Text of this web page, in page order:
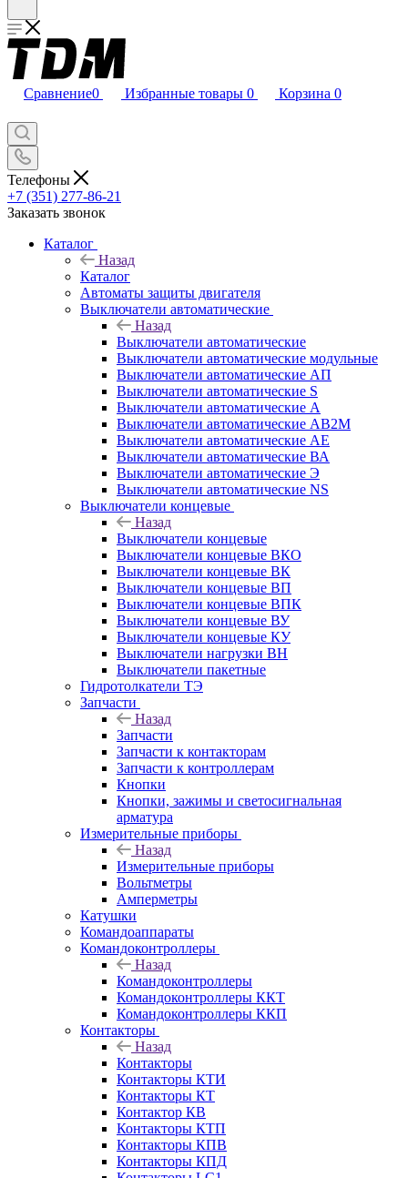
Сравнение0 Избранные товары 0 Корзина 0
Телефоны
+7 (351) 277-86-21
Заказать звонок
Каталог
Назад
Каталог
Автоматы защиты двигателя
Выключатели автоматические
Назад
Выключатели автоматические
Выключатели автоматические модульные
Выключатели автоматические АП
Выключатели автоматические S
Выключатели автоматические А
Выключатели автоматические АВ2М
Выключатели автоматические АЕ
Выключатели автоматические ВА
Выключатели автоматические Э
Выключатели автоматические NS
Выключатели концевые
Назад
Выключатели концевые
Выключатели концевые ВКО
Выключатели концевые ВК
Выключатели концевые ВП
Выключатели концевые ВПК
Выключатели концевые ВУ
Выключатели концевые КУ
Выключатели нагрузки ВН
Выключатели пакетные
Гидротолкатели ТЭ
Запчасти
Назад
Запчасти
Запчасти к контакторам
Запчасти к контроллерам
Кнопки
Кнопки, зажимы и светосигнальная
арматура
Измерительные приборы
Назад
Измерительные приборы
Вольтметры
Амперметры
Катушки
Командоаппараты
Командоконтроллеры
Назад
Командоконтроллеры
Командоконтроллеры ККТ
Командоконтроллеры ККП
Контакторы
Назад
Контакторы
Контакторы КТИ
Контакторы КТ
Контактор КВ
Контакторы КТП
Контакторы КПВ
Контакторы КПД